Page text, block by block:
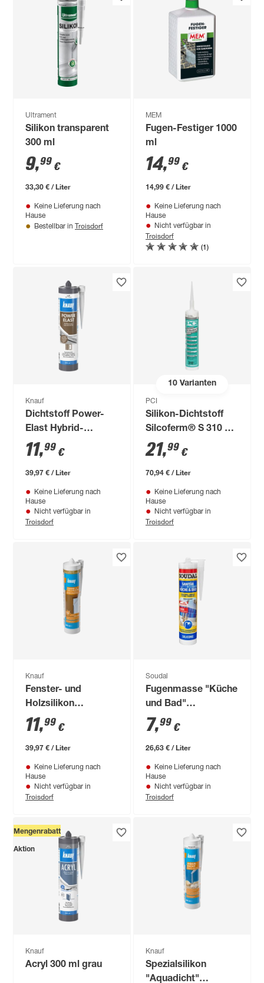
Ultrament
Silikon transparent
300 ml
9,99 €
33,30 € / Liter
Keine Lieferung nach
Hause
Bestellbar in Troisdorf
MEM
Fugen-Festiger 1000
ml
14,99 €
14,99 € / Liter
Keine Lieferung nach
Hause
Nicht verfügbar in
Troisdorf
(1)
Knauf
Dichtstoff Power-
Elast Hybrid-
Technology weiß 300
ml
11,99 €
39,97 € / Liter
Keine Lieferung nach
Hause
Nicht verfügbar in
Troisdorf
10Varianten
PCI
Silikon-Dichtstoff
Silcoferm® S 310 ml
silbergrau
21,99 €
70,94 € / Liter
Keine Lieferung nach
Hause
Nicht verfügbar in
Troisdorf
Knauf
Fenster- und
Holzsilikon
eichefarben hell 300
ml
11,99 €
39,97 € / Liter
Keine Lieferung nach
Hause
Nicht verfügbar in
Troisdorf
Soudal
Fugenmasse "Küche
und Bad"
transparent 300 ml
7,99 €
26,63 € / Liter
Keine Lieferung nach
Hause
Nicht verfügbar in
Troisdorf
Mengenrabatt
Aktion
Knauf
Acryl 300 ml grau
Knauf
Spezialsilikon
"Aquadicht"